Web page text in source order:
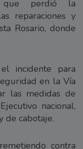
perdió la
reparaciones y
Rosario, donde
el incidente para
en la Vía
las medidas de
nacional,
de cabotaje.
contra